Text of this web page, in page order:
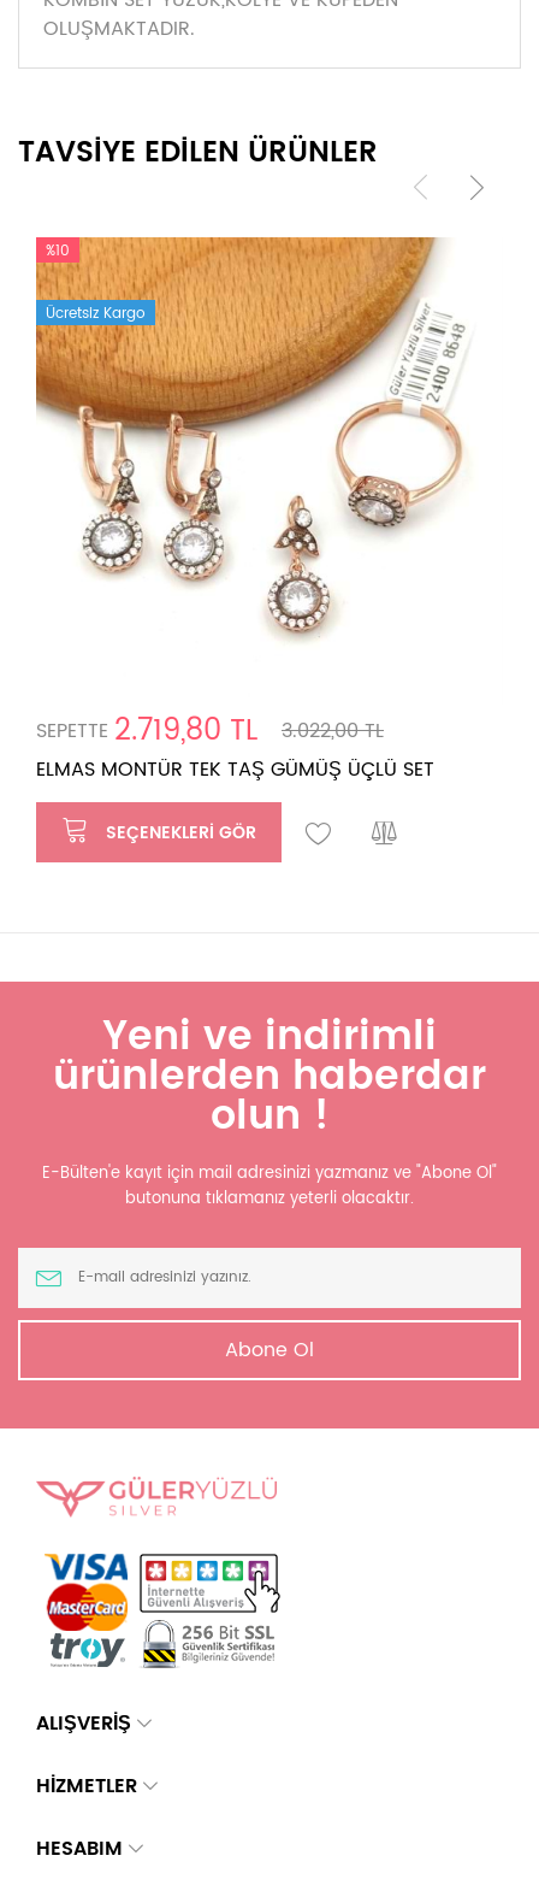
OLUŞMAKTADIR.
TAVSİYE EDİLEN ÜRÜNLER
%10
Ücretsiz Kargo
SEPETTE 2.719,80 TL
3.022,00 TL
ELMAS MONTÜR TEK TAŞ GÜMÜŞ ÜÇLÜ SET
SEÇENEKLERI GÖR
Yeni ve indirimli
ürünlerden haberdar
olun !
E-Bülten'e kayıt için mail adresinizi yazmanız ve "Abone Ol"
butonuna tıklamanız yeterli olacaktır.
Abone Ol
ALIŞVERİŞ
HİZMETLER
HESABIM